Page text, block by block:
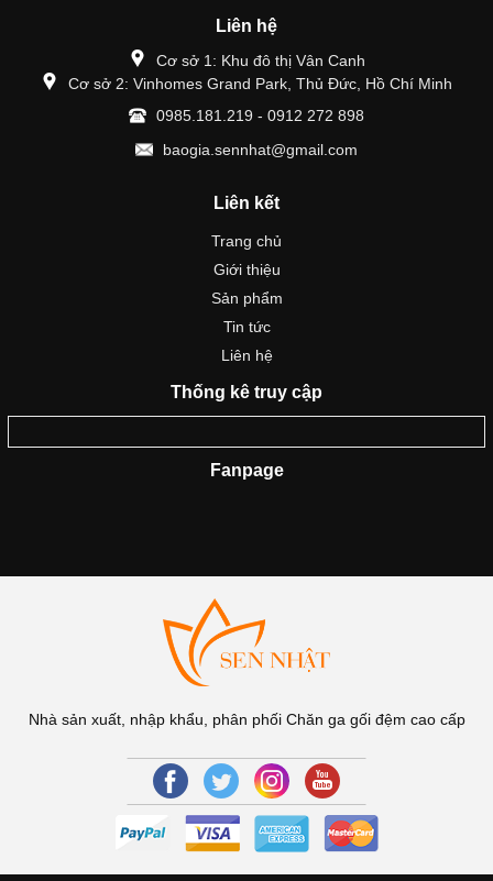
Liên hệ
Cơ sở 1: Khu đô thị Vân Canh
Cơ sở 2: Vinhomes Grand Park, Thủ Đức, Hồ Chí Minh
0985.181.219 - 0912 272 898
baogia.sennhat@gmail.com
Liên kết
Trang chủ
Giới thiệu
Sản phẩm
Tin tức
Liên hệ
Thống kê truy cập
Fanpage
Nhà sản xuất, nhập khẩu, phân phối Chăn ga gối đệm cao cấp